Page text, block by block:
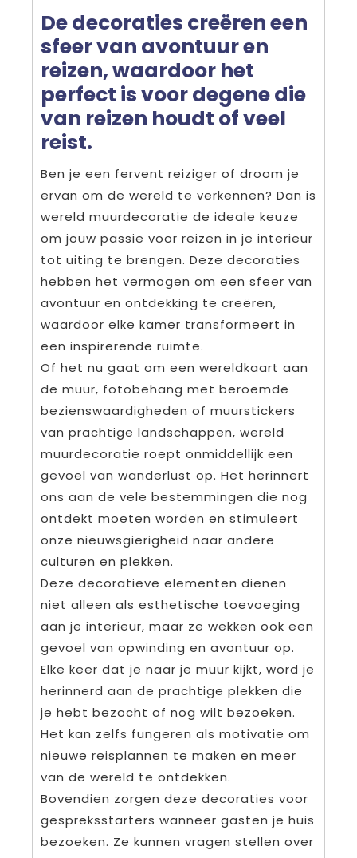
De decoraties creëren een
sfeer van avontuur en
reizen, waardoor het
perfect is voor degene die
van reizen houdt of veel
reist.
Ben je een fervent reiziger of droom je
ervan om de wereld te verkennen? Dan is
wereld muurdecoratie de ideale keuze
om jouw passie voor reizen in je interieur
tot uiting te brengen. Deze decoraties
hebben het vermogen om een sfeer van
avontuur en ontdekking te creëren,
waardoor elke kamer transformeert in
een inspirerende ruimte.
Of het nu gaat om een wereldkaart aan
de muur, fotobehang met beroemde
bezienswaardigheden of muurstickers
van prachtige landschappen, wereld
muurdecoratie roept onmiddellijk een
gevoel van wanderlust op. Het herinnert
ons aan de vele bestemmingen die nog
ontdekt moeten worden en stimuleert
onze nieuwsgierigheid naar andere
culturen en plekken.
Deze decoratieve elementen dienen
niet alleen als esthetische toevoeging
aan je interieur, maar ze wekken ook een
gevoel van opwinding en avontuur op.
Elke keer dat je naar je muur kijkt, word je
herinnerd aan de prachtige plekken die
je hebt bezocht of nog wilt bezoeken.
Het kan zelfs fungeren als motivatie om
nieuwe reisplannen te maken en meer
van de wereld te ontdekken.
Bovendien zorgen deze decoraties voor
gespreksstarters wanneer gasten je huis
bezoeken. Ze kunnen vragen stellen over